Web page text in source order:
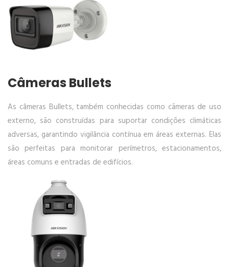
Câmeras Bullets
As câmeras Bullets, também conhecidas como cãmeras de uso
externo, são construídas para suportar condições climáticas
adversas, garantindo vigilância contínua em áreas externas. Elas
são perfeitas para monitorar perímetros, estacionamentos,
áreas comuns e entradas de edifícios.